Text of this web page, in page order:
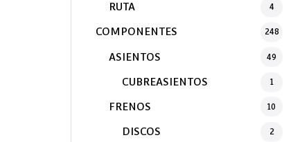
RUTA 4
COMPONENTES 248
ASIENTOS 49
CUBREASIENTOS 1
FRENOS 10
DISCOS 2